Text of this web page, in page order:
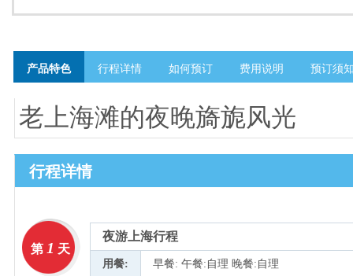
产品特色 行程详情 如何预订 费用说明 预订须
老上海滩的夜晚旖旎风光
行程详情
第 1 天
夜游上海行程
用餐: 早餐: 午餐:自理 晚餐:自理